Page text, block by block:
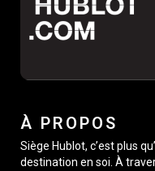
À PROPOS
Siège Hublot, c’est plus
destination en soi. À